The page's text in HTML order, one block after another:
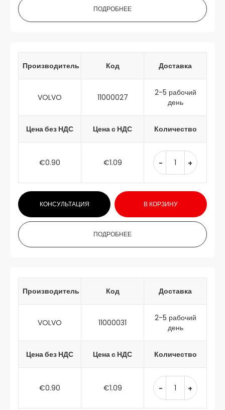
ПОДРОБНЕЕ
Производитель Код Доставка
VOLVO 11000027
2-5 рабочий
день
Цена без НДС Цена с НДС Количество
€0.90 €1.09 - +
КОНСУЛЬТАЦИЯ В КОРЗИНУ
ПОДРОБНЕЕ
Производитель Код Доставка
VOLVO 11000031
2-5 рабочий
день
Цена без НДС Цена с НДС Количество
€0.90 €1.09 - +